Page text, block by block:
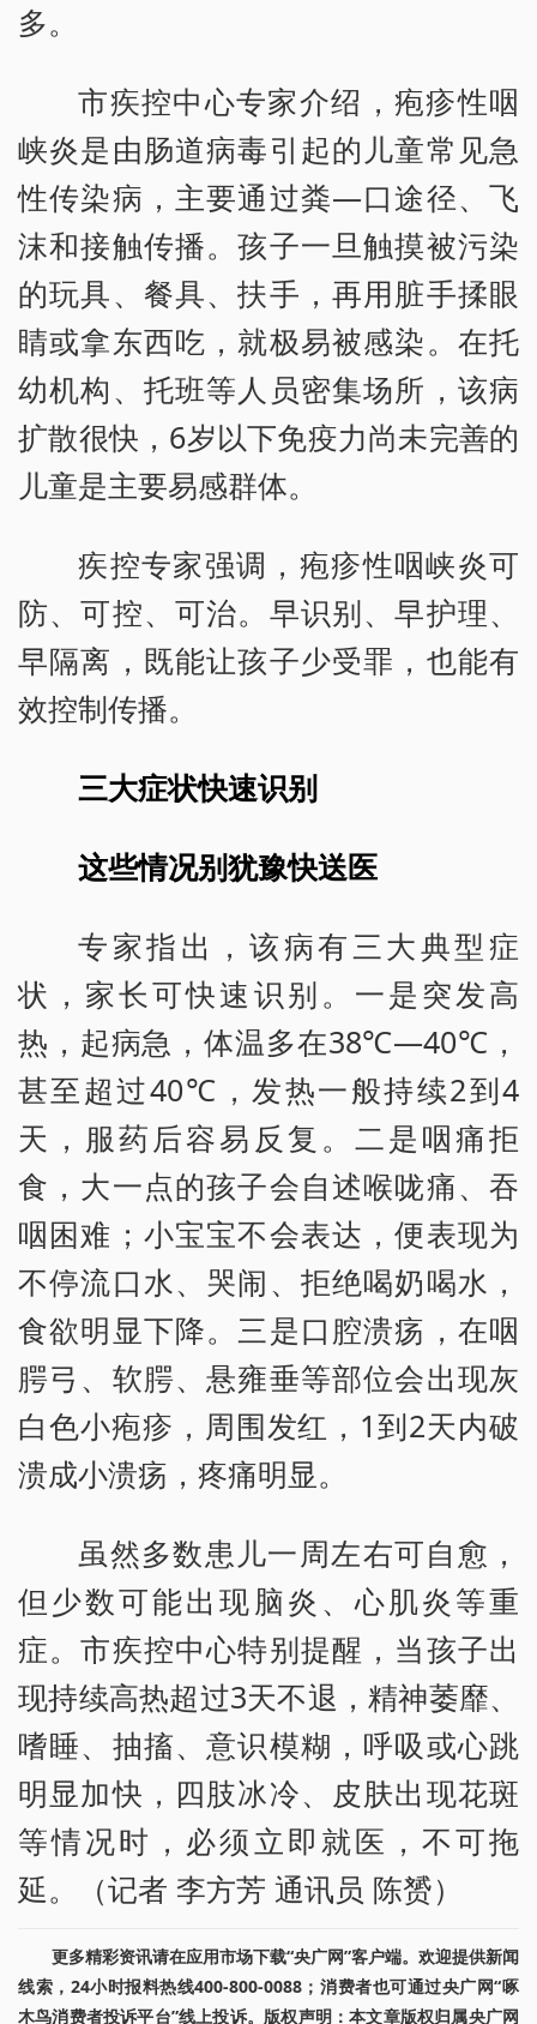
多。
市疾控中心专家介绍，疱疹性咽
峡炎是由肠道病毒引起的儿童常见急
性传染病，主要通过粪—口途径、飞
沫和接触传播。孩子一旦触摸被污染
的玩具、餐具、扶手，再用脏手揉眼
睛或拿东西吃，就极易被感染。在托
幼机构、托班等人员密集场所，该病
扩散很快，6岁以下免疫力尚未完善的
儿童是主要易感群体。
疾控专家强调，疱疹性咽峡炎可
防、可控、可治。早识别、早护理、
早隔离，既能让孩子少受罪，也能有
效控制传播。
三大症状快速识别
这些情况别犹豫快送医
专家指出，该病有三大典型症
状，家长可快速识别。一是突发高
热，起病急，体温多在38℃—40℃，
甚至超过40℃，发热一般持续2到4
天，服药后容易反复。二是咽痛拒
食，大一点的孩子会自述喉咙痛、吞
咽困难；小宝宝不会表达，便表现为
不停流口水、哭闹、拒绝喝奶喝水，
食欲明显下降。三是口腔溃疡，在咽
腭弓、软腭、悬雍垂等部位会出现灰
白色小疱疹，周围发红，1到2天内破
溃成小溃疡，疼痛明显。
虽然多数患儿一周左右可自愈，
但少数可能出现脑炎、心肌炎等重
症。市疾控中心特别提醒，当孩子出
现持续高热超过3天不退，精神萎靡、
嗜睡、抽搐、意识模糊，呼吸或心跳
明显加快，四肢冰冷、皮肤出现花斑
等情况时，必须立即就医，不可拖
延。（记者 李方芳 通讯员 陈赟）
更多精彩资讯请在应用市场下载“央广网”客户端。欢迎提供新闻
线索，24小时报料热线400-800-0088；消费者也可通过央广网“啄
木鸟消费者投诉平台”线上投诉。版权声明：本文章版权归属央广网